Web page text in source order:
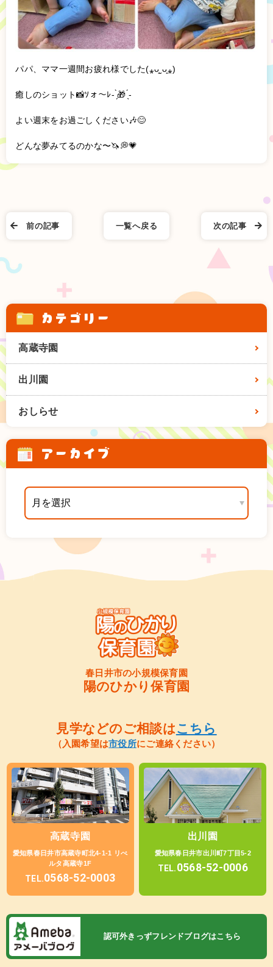
パパ、ママ一週間お疲れ様でした(⁎ᴗ͈ˬᴗ͈⁎)
癒しのショット📸ｿォ～ﾚ- ̗̀🎁 ̖́-
よい週末をお過ごしください🎶😊
どんな夢みてるのかな〜🦄💭💗
次の記事
一覧へ戻る
前の記事
カテゴリー
高蔵寺園
出川園
おしらせ
アーカイブ
春日井市の小規模保育園
陽のひかり保育園
見学などのご相談はこちら
（入園希望は市役所にご連絡ください）
高蔵寺園
愛知県春日井市高蔵寺町北4-1-1 リべ
ルタ高蔵寺1F
TEL.0568-52-0003
出川園
愛知県春日井市出川町7丁目5-2
TEL.0568-52-0006
認可外きっずフレンドブログはこちら